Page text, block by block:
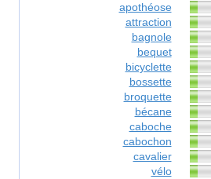
apothéose
attraction
bagnole
bequet
bicyclette
bossette
broquette
bécane
caboche
cabochon
cavalier
vélo